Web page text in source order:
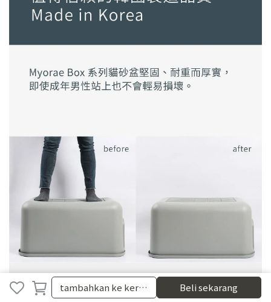
tambahkan ke keranjang
tambahkan ke keranjang Beli sekarang